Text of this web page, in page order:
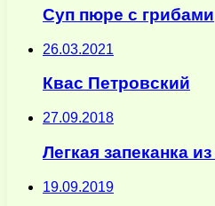
Суп пюре с грибами
26.03.2021
Квас Петровский
27.09.2018
Легкая запеканка
19.09.2019